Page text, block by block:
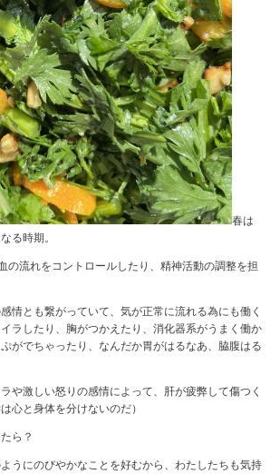
春は
る時期。
の流れをコントロールしたり、精神活動の調整を担
情とも繋がっていて、気が正常に流れる為にも働く
ラしたり、胸がつかえたり、消化器系がうまく働か
がでちゃったり、なんだか胃がはるなあ、脇腹はる
や激しい怒りの感情によって、肝が疲弊して傷つく
心と身体を分けないのだ）
ら？
うにのびやかなことを好むから、わたしたちも気持